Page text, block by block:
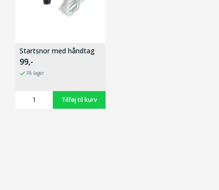
Startsnor med håndtag
99,-
På lager